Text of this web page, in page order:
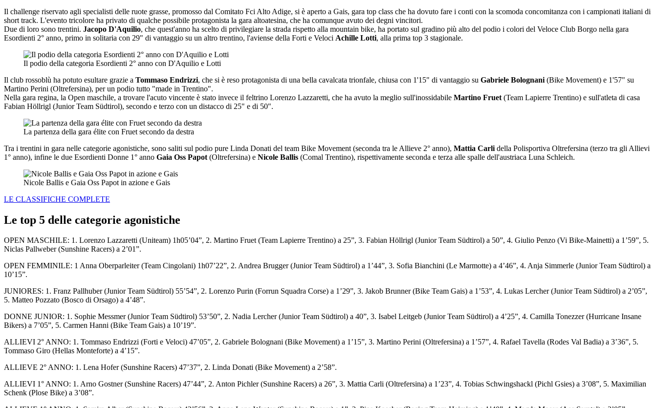
Il challenge riservato agli specialisti delle ruote grasse, promosso dal Comitato Fci Alto Adige, si è aperto a Gais, gara top class che ha dovuto fare i conti con la scomoda concomitanza con i campionati italiani di
short track. L'evento tricolore ha privato di qualche possibile protagonista la gara altoatesina, che ha comunque avuto dei degni vincitori.
Due di loro sono trentini. Jacopo D'Aquilio, che quest'anno ha scelto di privilegiare la strada rispetto alla mountain bike, ha portato sul gradino più alto del podio i colori del Veloce Club Borgo nella gara
Esordienti 2° anno, primo in solitaria con 29" di vantaggio su un altro trentino, l'aviense della Forti e Veloci Achille Lotti, alla prima top 3 stagionale.
Il podio della categoria Esordienti 2° anno con D'Aquilio e Lotti
Il club rossoblù ha potuto esultare grazie a Tommaso Endrizzi, che si è reso protagonista di una bella cavalcata trionfale, chiusa con 1'15" di vantaggio su Gabriele Bolognani (Bike Movement) e 1'57" su
Martino Perini (Oltrefersina), per un podio tutto "made in Trentino".
Nella gara regina, la Open maschile, a trovare l'acuto vincente è stato invece il feltrino Lorenzo Lazzaretti, che ha avuto la meglio sull'inossidabile Martino Fruet (Team Lapierre Trentino) e sull'atleta di casa
Fabian Höllrigl (Junior Team Südtirol), secondo e terzo con un distacco di 25" e di 50".
La partenza della gara élite con Fruet secondo da destra
Tra i trentini in gara nelle categorie agonistiche, sono saliti sul podio pure Linda Donati del team Bike Movement (seconda tra le Allieve 2° anno), Mattia Carli della Polisportiva Oltrefersina (terzo tra gli Allievi
1° anno), infine le due Esordienti Donne 1° anno Gaia Oss Papot (Oltrefersina) e Nicole Ballis (Comal Trentino), rispettivamente seconda e terza alle spalle dell'austriaca Luna Schleich.
Nicole Ballis e Gaia Oss Papot in azione e Gais
LE CLASSIFICHE COMPLETE
Le top 5 delle categorie agonistiche
OPEN MASCHILE: 1. Lorenzo Lazzaretti (Uniteam) 1h05’04”, 2. Martino Fruet (Team Lapierre Trentino) a 25”, 3. Fabian Höllrigl (Junior Team Südtirol) a 50”, 4. Giulio Penzo (Vi Bike-Mainetti) a 1’59”, 5.
Niclas Pallweber (Sunshine Racers) a 2’01”.
OPEN FEMMINILE: 1 Anna Oberparleiter (Team Cingolani) 1h07’22”, 2. Andrea Brugger (Junior Team Südtirol) a 1’44”, 3. Sofia Bianchini (Le Marmotte) a 4’46”, 4. Anja Simmerle (Junior Team Südtirol) a
10’15”.
JUNIORES: 1. Franz Pallhuber (Junior Team Südtirol) 55’54”, 2. Lorenzo Purin (Forrun Squadra Corse) a 1’29”, 3. Jakob Brunner (Bike Team Gais) a 1’53”, 4. Lukas Lercher (Junior Team Südtirol) a 2’05”,
5. Matteo Pozzato (Bosco di Orsago) a 4’48”.
DONNE JUNIOR: 1. Sophie Messmer (Junior Team Südtirol) 53’50”, 2. Nadia Lercher (Junior Team Südtirol) a 40”, 3. Isabel Leitgeb (Junior Team Südtirol) a 4’25”, 4. Camilla Tonezzer (Hurricane Insane
Bikers) a 7’05”, 5. Carmen Hanni (Bike Team Gais) a 10’19”.
ALLIEVI 2° ANNO: 1. Tommaso Endrizzi (Forti e Veloci) 47’05”, 2. Gabriele Bolognani (Bike Movement) a 1’15”, 3. Martino Perini (Oltrefersina) a 1’57”, 4. Rafael Tavella (Rodes Val Badia) a 3’36”, 5.
Tommaso Giro (Hellas Monteforte) a 4’15”.
ALLIEVE 2° ANNO: 1. Lena Hofer (Sunshine Racers) 47’37”, 2. Linda Donati (Bike Movement) a 2’58”.
ALLIEVI 1° ANNO: 1. Arno Gostner (Sunshine Racers) 47’44”, 2. Anton Pichler (Sunshine Racers) a 26”, 3. Mattia Carli (Oltrefersina) a 1’23”, 4. Tobias Schwingshackl (Pichl Gsies) a 3’08”, 5. Maximilian
Schenk (Plose Bike) a 3’08”.